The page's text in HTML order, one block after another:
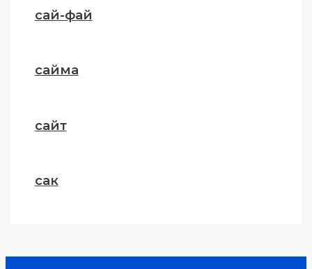
сай-фай
сайма
сайт
сак